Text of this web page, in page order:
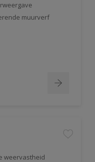
muurverf
weervastheid